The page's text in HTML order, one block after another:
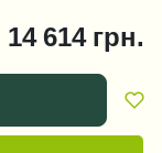
14 614грн.